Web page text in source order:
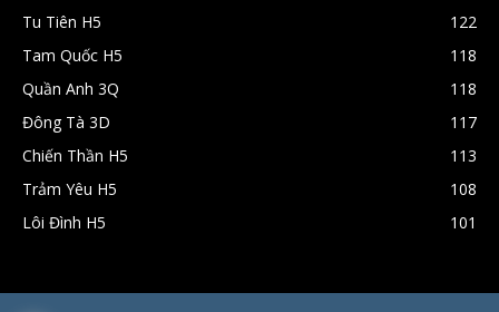
Tu Tiên H5
122
Tam Quốc H5
118
Quần Anh 3Q
118
Đông Tà 3D
117
Chiến Thần H5
113
Trảm Yêu H5
108
Lôi Đình H5
101